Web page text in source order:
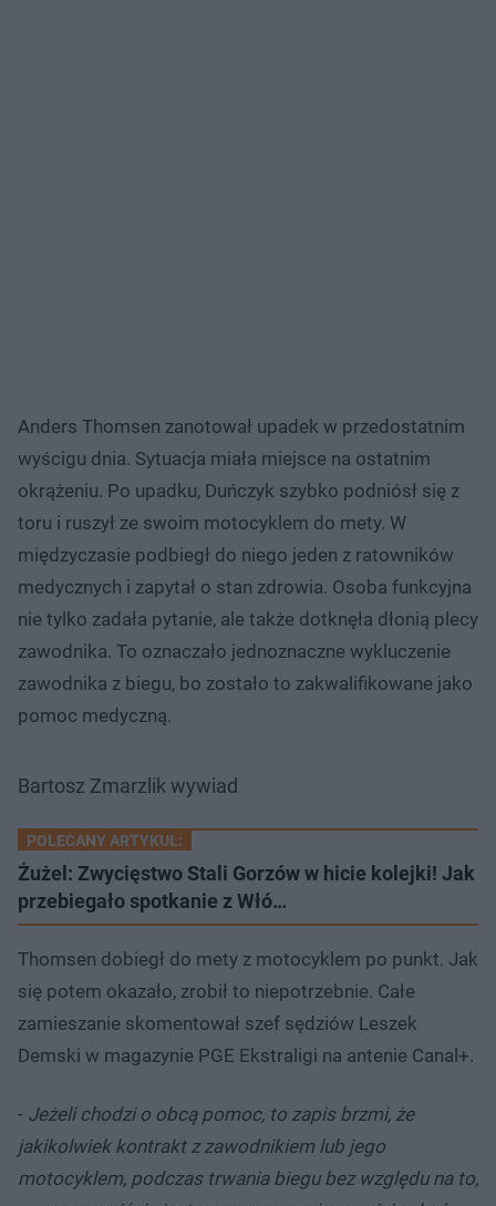
Anders Thomsen zanotował upadek w przedostatnim
wyścigu dnia. Sytuacja miała miejsce na ostatnim
okrążeniu. Po upadku, Duńczyk szybko podniósł się z
toru i ruszył ze swoim motocyklem do mety. W
międzyczasie podbiegł do niego jeden z ratowników
medycznych i zapytał o stan zdrowia. Osoba funkcyjna
nie tylko zadała pytanie, ale także dotknęła dłonią plecy
zawodnika. To oznaczało jednoznaczne wykluczenie
zawodnika z biegu, bo zostało to zakwalifikowane jako
pomoc medyczną.
Bartosz Zmarzlik wywiad
POLECANY ARTYKUŁ:
Żużel: Zwycięstwo Stali Gorzów w hicie kolejki! Jak
przebiegało spotkanie z Włó…
Thomsen dobiegł do mety z motocyklem po punkt. Jak
się potem okazało, zrobił to niepotrzebnie. Całe
zamieszanie skomentował szef sędziów Leszek
Demski w magazynie PGE Ekstraligi na antenie Canal+.
- Jeżeli chodzi o obcą pomoc, to zapis brzmi, że
jakikolwiek kontrakt z zawodnikiem lub jego
motocyklem, podczas trwania biegu bez względu na to,